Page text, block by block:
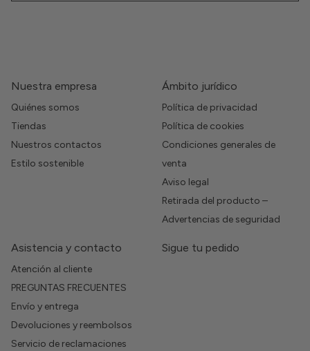
Nuestra empresa
Quiénes somos
Tiendas
Nuestros contactos
Estilo sostenible
Ámbito jurídico
Política de privacidad
Política de cookies
Condiciones generales de
venta
Aviso legal
Retirada del producto –
Advertencias de seguridad
Asistencia y contacto
Atención al cliente
PREGUNTAS FRECUENTES
Envío y entrega
Devoluciones y reembolsos
Servicio de reclamaciones
Sigue tu pedido